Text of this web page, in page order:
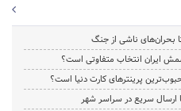
ایران انتخاب متفاوتی است؟
ارسال سریع در سراسر شهر